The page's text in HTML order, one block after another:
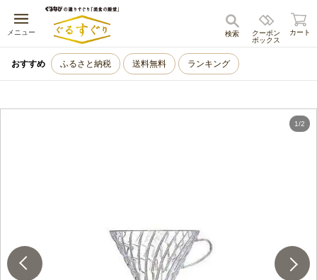
メニュー
キャンセル
クーポン
ボックス
検索 カート
おすすめ ふるさと納税 送料無料 ランキング
1/2